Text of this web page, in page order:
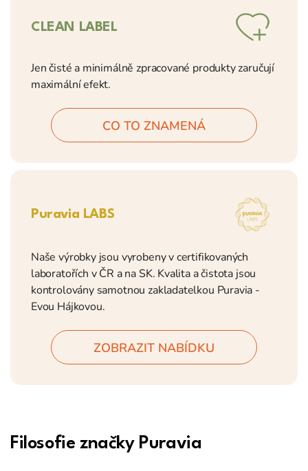
CLEAN LABEL
Jen čisté a minimálně zpracované produkty zaručují
maximální efekt.
CO TO ZNAMENÁ
Puravia LABS
Naše výrobky jsou vyrobeny v certifikovaných
laboratořích v ČR a na SK. Kvalita a čistota jsou
kontrolovány samotnou zakladatelkou Puravia -
Evou Hájkovou.
ZOBRAZIT NABÍDKU
Filosofie značky Puravia